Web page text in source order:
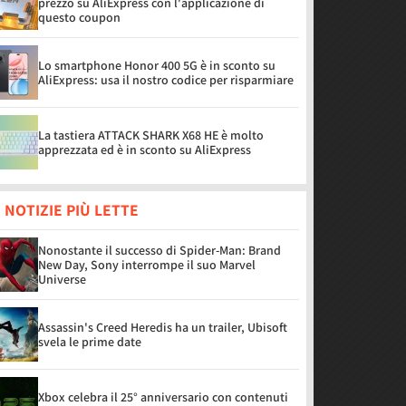
questo coupon
Lo smartphone Honor 400 5G è in sconto su
AliExpress: usa il nostro codice per risparmiare
La tastiera ATTACK SHARK X68 HE è molto
apprezzata ed è in sconto su AliExpress
NOTIZIE PIÙ LETTE
Nonostante il successo di Spider-Man: Brand
New Day, Sony interrompe il suo Marvel
Universe
Assassin's Creed Heredis ha un trailer, Ubisoft
svela le prime date
Xbox celebra il 25° anniversario con contenuti